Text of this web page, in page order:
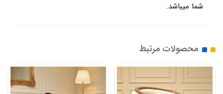
شما میباشد.
محصولات مرتبط